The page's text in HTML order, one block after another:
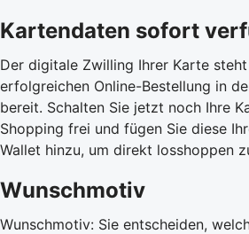
Kartendaten sofort
Der digitale Zwilling Ihrer Karte
erfolgreichen Online-Bestellung in
bereit. Schalten Sie jetzt noch Ihre
Shopping frei und fügen Sie diese
Wallet hinzu, um direkt losshoppen
Wunschmotiv
Wunschmotiv: Sie entscheiden,